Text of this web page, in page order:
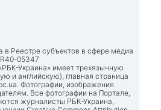
в Реестре субъектов в сфере медиа
05347
Украина» имеет трехязычную
и английскую), главная страница
. Фотографии, изображения
Все фотографии на Портале,
журналисты РБК-Украина,